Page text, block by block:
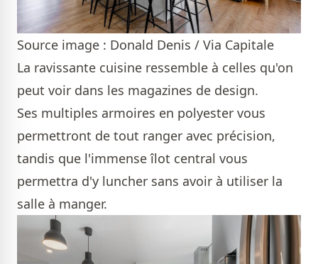
Source image : Donald Denis / Via Capitale
La ravissante cuisine ressemble à celles qu'on
peut voir dans les magazines de design.
Ses multiples armoires en polyester vous
permettront de tout ranger avec précision,
tandis que l'immense îlot central vous
permettra d'y luncher sans avoir à utiliser la
salle à manger.